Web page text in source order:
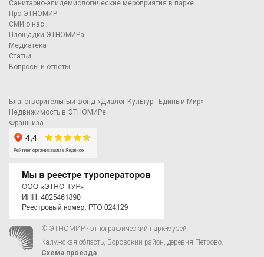
Санитарно-эпидемиологические мероприятия в парке
Про ЭТНОМИР
СМИ о нас
Площадки ЭТНОМИРа
Медиатека
Статьи
Вопросы и ответы
Благотворительный фонд «Диалог Культур - Единый Мир»
Недвижимость в ЭТНОМИРе
Франшиза
© ЭТНОМИР - этнографический парк-музей
Калужская область, Боровский район, деревня Петрово.
Схема проезда